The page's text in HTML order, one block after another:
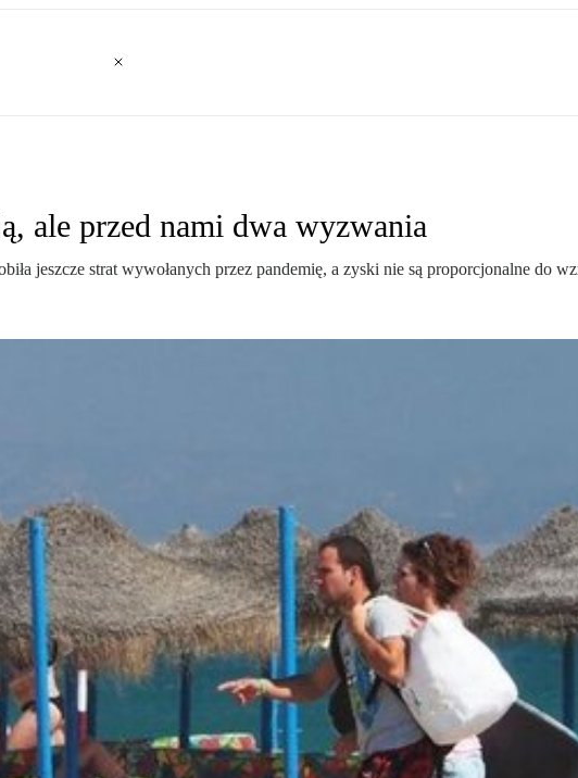
ale przed nami dwa wyzwania
jeszcze strat wywołanych przez pandemię, a zyski nie są proporcjonalne do